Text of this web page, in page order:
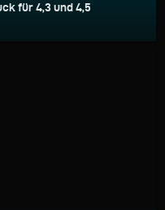
für 4,3 und 4,5